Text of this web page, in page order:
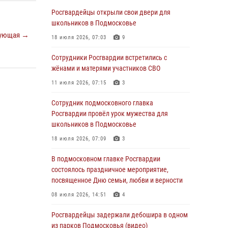
→
30 июля 2026, 08:10 1
Росгвардейцы в Подмосковье задержали
розыске (видео)
29 июля 2026, 14:44 1
дверей в Подмосковье
29 июля 2026, 14:37 2
Росгвардейцы задержали нетрезвого
Подмосковье (видео)
27 июля 2026, 14:12 1
В День парашютиста героем рубрики «Знай
охраны подмосковного главка Росгвардии
Росгвардейцы открыли свои двери для
школьников в Подмосковье
18 июля 2026, 07:03 9
Сотрудники Росгвардии встретились с
жёнами и матерями участников СВО
11 июля 2026, 07:15 3
Сотрудник подмосковного главка
Росгвардии провёл урок мужества для
школьников в Подмосковье
18 июля 2026, 07:09 3
В подмосковном главке Росгвардии
состоялось праздничное мероприятие,
посвященное Дню семьи, любви и верности
08 июля 2026, 14:51 4
Росгвардейцы задержали дебошира в одном
из парков Подмосковья (видео)